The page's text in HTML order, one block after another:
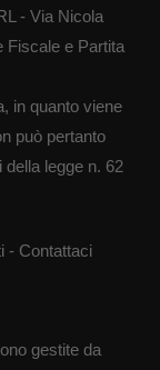
- Via Nicola
Fiscale e Partita
in quanto viene
può pertanto
legge n. 62
- Contattaci
gestite da